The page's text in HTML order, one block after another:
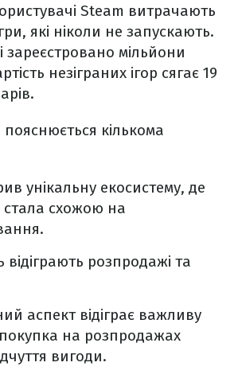
Steam витрачають
які ніколи не запускають.
мільйони
незіграних ігор сягає 19
кількома
унікальну екосистему, де
стала схожою на
відіграють розпродажі та
аспект відіграє важливу
на розпродажах
вигоди.